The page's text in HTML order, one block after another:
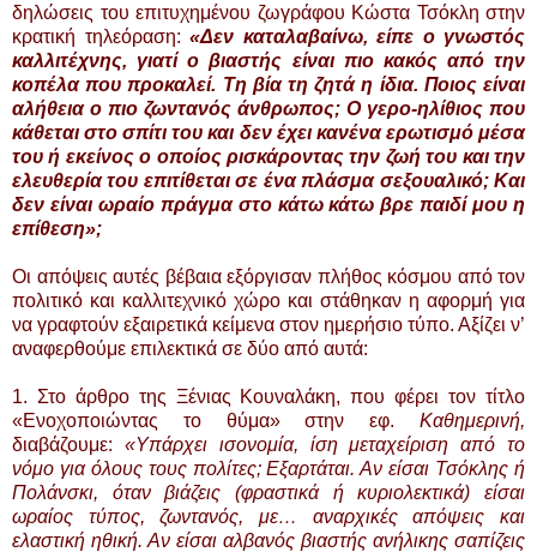
δηλώσεις του επιτυχημένου ζωγράφου Κώστα Τσόκλη στην
κρατική τηλεόραση: «Δεν καταλαβαίνω, είπε ο γνωστός
καλλιτέχνης, γιατί ο βιαστής είναι πιο κακός από την
κοπέλα που προκαλεί. Τη βία τη ζητά η ίδια. Ποιος είναι
αλήθεια ο πιο ζωντανός άνθρωπος; Ο γερο-ηλίθιος που
κάθεται στο σπίτι του και δεν έχει κανένα ερωτισμό μέσα
του ή εκείνος ο οποίος ρισκάροντας την ζωή του και την
ελευθερία του επιτίθεται σε ένα πλάσμα σεξουαλικό; Και
δεν είναι ωραίο πράγμα στο κάτω κάτω βρε παιδί μου η
επίθεση»;
Οι απόψεις αυτές βέβαια εξόργισαν πλήθος κόσμου από τον
πολιτικό και καλλιτεχνικό χώρο και στάθηκαν η αφορμή για
να γραφτούν εξαιρετικά κείμενα στον ημερήσιο τύπο. Αξίζει ν’
αναφερθούμε επιλεκτικά σε δύο από αυτά:
1. Στο άρθρο της Ξένιας Κουναλάκη, που φέρει τον τίτλο
«Ενοχοποιώντας το θύμα» στην εφ. Καθημερινή,
διαβάζουμε: «Υπάρχει ισονομία, ίση μεταχείριση από το
νόμο για όλους τους πολίτες; Εξαρτάται. Αν είσαι Τσόκλης ή
Πολάνσκι, όταν βιάζεις (φραστικά ή κυριολεκτικά) είσαι
ωραίος τύπος, ζωντανός, με… αναρχικές απόψεις και
ελαστική ηθική. Αν είσαι αλβανός βιαστής ανήλικης σαπίζεις